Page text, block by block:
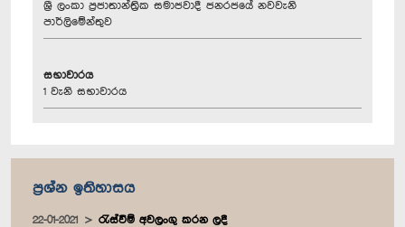
ශ්‍රී ලංකා ප්‍රජාතාන්ත්‍රික සමාජවාදී ජනරජයේ නවවැනි
පාර්ලිමේන්තුව
සභාවාරය
1 වැනි සභාවාරය
ප්‍රශ්න ඉතිහාසය
22-01-2021 රැස්වීම් අවලංගු කරන ලදී